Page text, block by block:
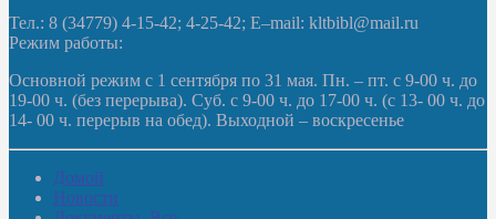
Тел.: 8 (34779) 4-15-42; 4-25-42; E–mail: kltbibl@mail.ru
Режим работы:
Основной режим с 1 сентября по 31 мая. Пн. – пт. с 9-00 ч. до
19-00 ч. (без перерыва). Суб. с 9-00 ч. до 17-00 ч. (с 13- 00 ч. до
14- 00 ч. перерыв на обед). Выходной – воскресенье
Домой
Новости